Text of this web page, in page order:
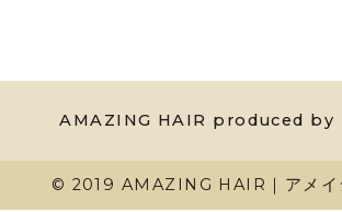
AMAZING HAIR produced by
© 2019 AMAZING HAIR｜アメイ